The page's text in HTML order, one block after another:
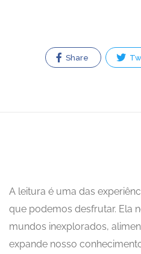
Share
A leitura é uma das
que podemos desfrutar. Ela
mundos inexplorados,
expande nosso